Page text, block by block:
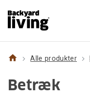
home Alle produkter
Betræk